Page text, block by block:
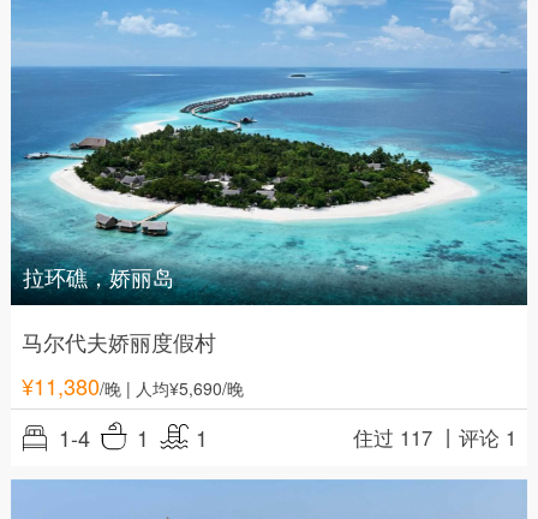
拉环礁，娇丽岛
马尔代夫娇丽度假村
¥11,380/晚| 人均¥5,690/晚
1-4 1 1 住过 117 丨评论 1